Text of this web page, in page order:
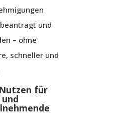
und
– ohne
schneller und
für